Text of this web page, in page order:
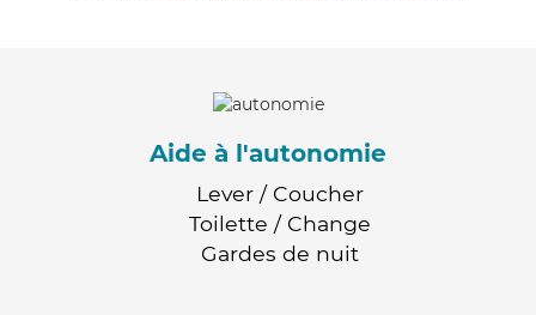
Aide à l'autonomie
Lever / Coucher
Toilette / Change
Gardes de nuit